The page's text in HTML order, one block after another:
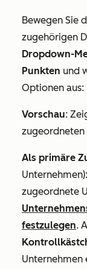
Bewegen Sie
zugehörigen
Dropdown-
Punkten und
Optionen aus:
Vorschau:
zugeordneten
Als primäre
zugeordnete
festzulegen.
Unternehmen